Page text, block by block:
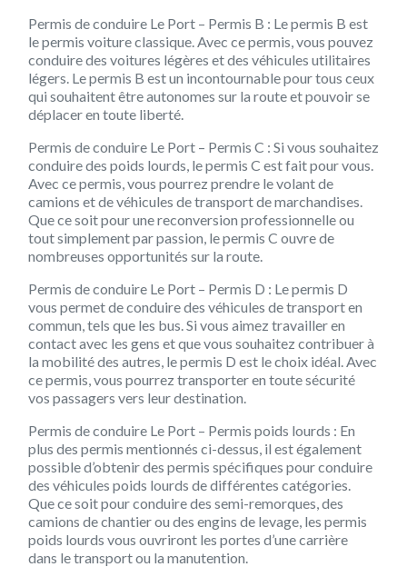
Permis de conduire Le Port – Permis B : Le permis B est
le permis voiture classique. Avec ce permis, vous pouvez
conduire des voitures légères et des véhicules utilitaires
légers. Le permis B est un incontournable pour tous ceux
qui souhaitent être autonomes sur la route et pouvoir se
déplacer en toute liberté.
Permis de conduire Le Port – Permis C : Si vous souhaitez
conduire des poids lourds, le permis C est fait pour vous.
Avec ce permis, vous pourrez prendre le volant de
camions et de véhicules de transport de marchandises.
Que ce soit pour une reconversion professionnelle ou
tout simplement par passion, le permis C ouvre de
nombreuses opportunités sur la route.
Permis de conduire Le Port – Permis D : Le permis D
vous permet de conduire des véhicules de transport en
commun, tels que les bus. Si vous aimez travailler en
contact avec les gens et que vous souhaitez contribuer à
la mobilité des autres, le permis D est le choix idéal. Avec
ce permis, vous pourrez transporter en toute sécurité
vos passagers vers leur destination.
Permis de conduire Le Port – Permis poids lourds : En
plus des permis mentionnés ci-dessus, il est également
possible d’obtenir des permis spécifiques pour conduire
des véhicules poids lourds de différentes catégories.
Que ce soit pour conduire des semi-remorques, des
camions de chantier ou des engins de levage, les permis
poids lourds vous ouvriront les portes d’une carrière
dans le transport ou la manutention.